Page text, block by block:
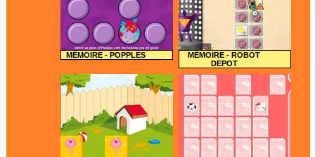
MÉMOIRE - POPPLES
MÉMOIRE - ROBOT
DEPOT